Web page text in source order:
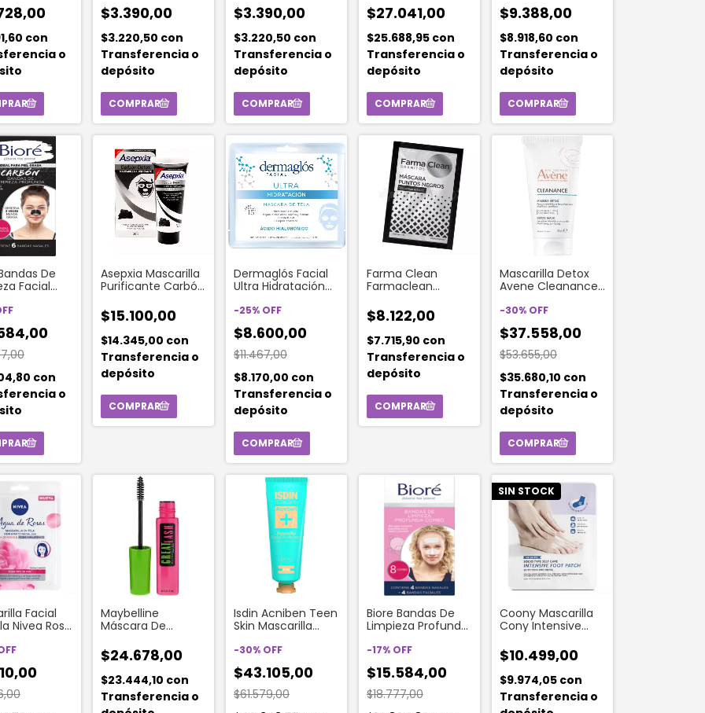
Patch
x12un
con
o
Desmaquillante+
Máscara
Hidratante
$3.390,00
$3.220,50 con
Transferencia o
depósito
Aplicaciones
$3.390,00
$3.220,50 con
Transferencia o
depósito
$27.041,00
$25.688,95 con
Transferencia o
depósito
$9.388,00
$8.918,60 con
Transferencia o
depósito
De
Facial
con
o
Asepxia Mascarilla
Purificante Carbón
Gr
$15.100,00
$14.345,00 con
Transferencia o
depósito
Dermaglós Facial
Ultra Hidratación
Ml. 1 Unidad
-25% OFF
$8.600,00
$11.467,00
$8.170,00 con
Transferencia o
depósito
Farma Clean
Farmaclean
Negros X 4 Sobres
$8.122,00
$7.715,90 con
Transferencia o
depósito
Mascarilla Detox
Avene Cleanance
-30% OFF
$37.558,00
$53.655,00
$35.680,10 con
Transferencia o
depósito
Facial
Nivea Rose
Maybelline
Máscara De
Lash Big Washable
10 Ml | Black
$24.678,00
$23.444,10 con
Transferencia o
Isdin Acniben Teen
Skin Mascarilla
75ml
-30% OFF
$43.105,00
$61.579,00
Biore Bandas De
Limpieza Profunda
Unidades)
-17% OFF
$15.584,00
$18.777,00
SIN STOCK
Coony Mascarilla
Cony Intensive
Pies
$10.499,00
$9.974,05 con
Transferencia o